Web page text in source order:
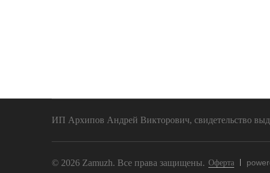
ИП Архипов Андрей Викторович, свидетельство
© 2026 Zamuzh. Все права защищены. Оферта